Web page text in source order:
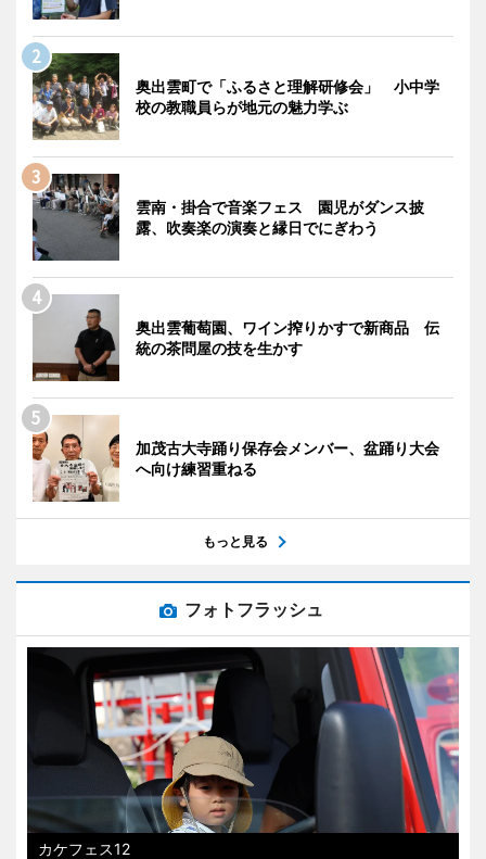
奥出雲町で「ふるさと理解研修会」 小中学
校の教職員らが地元の魅力学ぶ
雲南・掛合で音楽フェス 園児がダンス披
露、吹奏楽の演奏と縁日でにぎわう
奥出雲葡萄園、ワイン搾りかすで新商品 伝
統の茶問屋の技を生かす
加茂古大寺踊り保存会メンバー、盆踊り大会
へ向け練習重ねる
もっと見る
フォトフラッシュ
カケフェス12